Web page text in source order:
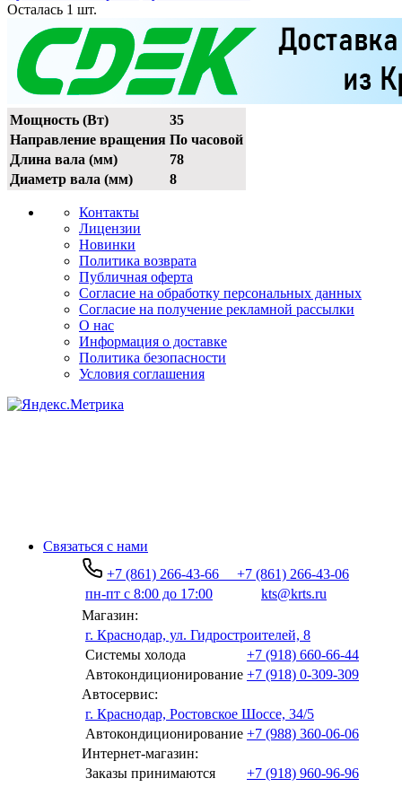
Осталась 1 шт.
Мощность (Вт)
35
Направление вращения По часовой
Длина вала (мм)
78
Диаметр вала (мм)
8
Контакты
Лицензии
Новинки
Политика возврата
Публичная оферта
Согласие на обработку персональных данных
Согласие на получение рекламной рассылки
О нас
Информация о доставке
Политика безопасности
Условия соглашения
Связаться с нами
+7 (861) 266-43-66
+7 (861) 266-43-06
пн-пт с 8:00 до 17:00
kts@krts.ru
Магазин:
г. Краснодар, ул. Гидростроителей, 8
Системы холода
+7 (918) 660-66-44
Автокондиционирование +7 (918) 0-309-309
Автосервис:
г. Краснодар, Ростовское Шоссе, 34/5
Автокондиционирование +7 (988) 360-06-06
Интернет-магазин:
Заказы принимаются
+7 (918) 960-96-96